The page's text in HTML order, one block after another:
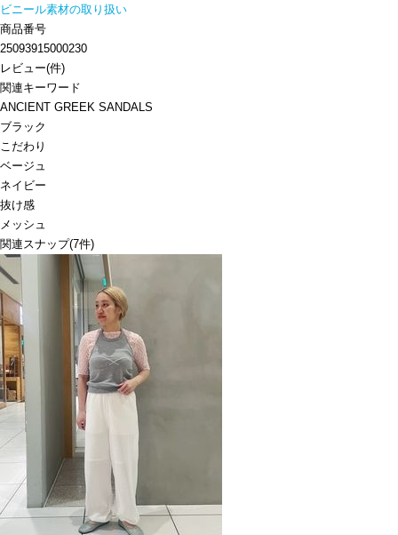
ビニール素材の取り扱い
商品番号
25093915000230
レビュー(件)
関連キーワード
ANCIENT GREEK SANDALS
ブラック
こだわり
ベージュ
ネイビー
抜け感
メッシュ
関連スナップ(7件)